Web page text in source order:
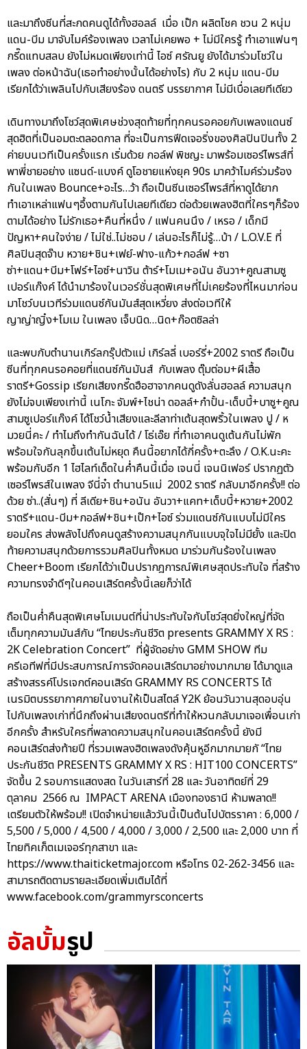
และมาถึงซีนที่สะกดคนดูได้ทั้งฮอลล์ เมื่อ เป๊ก ผลิตโชค ชวน 2 หนุ่ม
แดน-บีม มาจับไมค์ร้องเพลง เวลาไม่เคยพอ + ไม่มีใครรู้ ทำเอาแฟนๆ
กรี๊ดแทบสลบ ยังไม่หมดเพียงเท่านี้ ไอซ์ ศรัณยู ยังได้มาร่วมโชว์ใน
เพลง ต่อหน้าฉัน(เธอทำอย่างนั้นได้อย่างไร) กับ 2 หนุ่ม แดน-บีม
เรียกได้ว่าเพลินไปกับเสียงร้อง ดนตรี บรรยากาศ ไม่มีเบื่อเลยทีเดียว
เดินทางมาถึงโชว์สุดพิเศษช่วงสุดท้ายที่ทุกคนรอคอยกับเพลงแดนซ์
สุดฮิตที่เป็นอมตะตลอดกาล ที่จะเป็นการฟีดเจอริ่งของศิลปินปินทั้ง 2
ค่ายบนเวทีเป็นครั้งแรก เริ่มด้วย กอล์ฟ พิชญะ มาพร้อมเซอร์ไพรส์ที่
พาพี่ชายอย่าง แซนด์-แบงค์ ดูโอชายแห่งยุค 90s มาคว้าไมค์ร่วมร้อง
กันในเพลง Bounce+อะไร…ว้า ถือเป็นซีนเซอร์ไพรส์ที่หาดูได้ยาก
ทำเอาเหล่าแฟนๆอึ้งตามกันไปเลยทีเดียว ต่อด้วยเพลงฮิตที่ใครๆก็ร้อง
ตามได้อย่าง ไม่รักเธอ+คืนที่หนึ่ง / แฟนคนนึง / เหรอ / เด็กมี
ปัญหา+คนใจง่าย / ไม่ใช่..ไม่ชอบ / เล่นอะไรก็ไม่รู้…บ้า / L.O.V.E ที่
ศิลปินสุดจ๊าบ หวาย+ชิน+เฟย์-ฟาง-แก้ว+กอล์ฟ +ซา
ซ่า+แดน+บีม+โฟร์+ไอซ์+นาวิน ต้าร์+โมเม+อนัน อันวา+คูณสามซู
เปอร์แก๊งค์ ได้นำมาร้องในเวอร์ชั่นสุดพิเศษที่ไม่เคยร้องที่ไหนมาก่อน
มาโชว์บนเวทีร่วมแดนซ์กันมันส์สุดเหวี่ยง ส่งต่อเวทีให้
ญาญ่าญิ๋ง+โมเม ในเพลง เจ็บนิด…นิด+ก๊อตซิลล่า
และพบกับตำนานเกิร์ลกรุ๊ปตัวแม่ เกิร์ลลี่ เบอร์รี่+2002 ราตรี ถือเป็น
ซีนที่ทุกคนรอคอยที่แดนซ์กันมันส์ กับเพลง ตุ๊มต่อม+ผีเสื้อ
ราตรี+Gossip เรียกเสียงกรี๊ดฮือฮาจากคนดูดังลั่นฮอลล์ ความสนุก
ยังไม่จบเพียงเท่านี้ เนโกะ จัมพ์+ไชน่า ดอลล์+กำปั้น-เด็บบี้+บาซู+คูณ
สามซูเปอร์แก๊งค์ ได้โชว์น้ำเสียงและลีลาท่าเต้นสุดพริ้วในเพลง ปู / ห
มวยนี่คะ / ทำไมถึงทำกันฉันได้ / โธ่เอ๊ย ที่ทำเอาคนดูเต้นกันไม่พัก
พร้อมใจกันลุกขึ้นเต้นไม่หยุด คืนนี้อยากได้กี่ครั้ง+ตะลึง / O.K.นะคะ
พร้อมกับอีก 1 ไฮไลท์เด็ดในค่ำคืนนี้เมื่อ เจนนี่ เจนนิเฟอร์ ปรากฏตัว
เซอร์ไพรส์ในเพลง จีนี่จ๋า ตำนาน5แม่ 2002 ราตรี กลับมาอีกครั้ง!! ต่อ
ด้วย ซ่า..(สั่นๆ) ที่ ลีเดีย+ชิน+อนัน อันวา+แคท+เด็บบี้+หวาย+2002
ราตรี+แดน-บีม+กอล์ฟ+ชิน+เป๊ก+ไอซ์ ร่วมแดนซ์กันแบบไม่มีใคร
ยอมใคร ส่งพลังไปถึงคนดูสร้างความสนุกกันแบบจุใจไม่มียั้ง และปิด
ท้ายความสนุกด้วยการรวมศิลปินทั้งหมด มาร่วมกันร้องในเพลง
Cheer+Boom เรียกได้ว่าเป็นปรากฎการณ์พิเศษสุดประทับใจ ที่สร้าง
ความทรงจำดีๆในคอนเสิร์ตครั้งนี้เลยก็ว่าได้
ถือเป็นค่ำคืนสุดพิเศษโมเมนต์ที่น่าประทับใจกับโชว์สุดยิ่งใหญ่ที่จัด
เต็มทุกความมันส์กับ “ไทยประกันชีวิต presents GRAMMY X RS :
2K Celebration Concert” ที่ผู้จัดอย่าง GMM SHOW ทีม
ครีเอทีฟที่มีประสบการณ์การจัดคอนเสิร์ตมาอย่างมากมาย ได้มาดูแล
สร้างสรรค์โปรเจกต์คอนเสิร์ต GRAMMY RS CONCERTS ได้
เนรมิตบรรยากาศภายในงานให้เป็นสไตล์ Y2K ย้อนวันวานสุดอบอุ่น
ไปกับเพลงเก่าที่นึกถึงผ่านเสียงดนตรีที่ทำให้หวนกลับมาเจอเพื่อนเก่า
อีกครั้ง สำหรับใครที่พลาดความสนุกในคอนเสิร์ตครั้งนี้ ยังมี
คอนเสิร์ตส่งท้ายปี ที่รวมเพลงฮิตเพลงดังคุ้นหูอีกมากมายกั “ไทย
ประกันชีวิต PRESENTS GRAMMY X RS : HIT100 CONCERTS”
จัดขึ้น 2 รอบการแสดงสด ในวันเสาร์ที่ 28 และ วันอาทิตย์ที่ 29
ตุลาคม 2566 ณ IMPACT ARENA เมืองทองธานี ห้ามพลาด!!
เตรียมตัวให้พร้อม!! เปิดจำหน่ายแล้ววันนี้เป็นต้นไปบัตรราคา : 6,000 /
5,500 / 5,000 / 4,500 / 4,000 / 3,000 / 2,500 และ 2,000 บาท ที่
ไทยทิคเก็ตเมเจอร์ทุกสาขา และ
https://www.thaiticketmajor.com หรือโทร 02-262-3456 และ
สามารถติดตามรายละเอียดเพิ่มเติมได้ที่
www.facebook.com/grammyrsconcerts
อัลบั้มรูป